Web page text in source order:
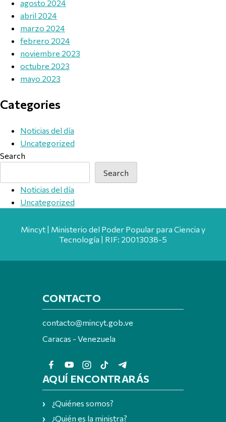
agosto 2024
abril 2024
marzo 2024
febrero 2024
noviembre 2023
octubre 2023
mayo 2023
Categories
Noticias del día
Uncategorized
Search
Search
Noticias del día
Uncategorized
Mincyt | Ministerio del Poder Popular para Ciencia y
Tecnología | RIF: 20013038-5
CONTACTO
contacto@mincyt.gob.ve
Caracas - Venezuela
AQUÍ ENCONTRARÁS
¿Quiénes somos?
¿Quién es la ministra?